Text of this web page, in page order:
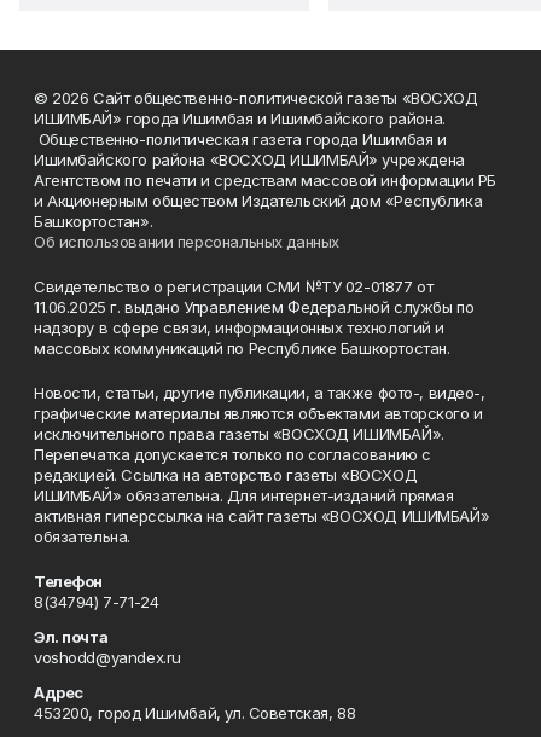
© 2026 Сайт общественно-политической газеты «ВОСХОД
ИШИМБАЙ» города Ишимбая и Ишимбайского района.
Общественно-политическая газета города Ишимбая и
Ишимбайского района «ВОСХОД ИШИМБАЙ» учреждена
Агентством по печати и средствам массовой информации РБ
и Акционерным обществом Издательский дом «Республика
Башкортостан».
Об использовании персональных данных
Свидетельство о регистрации СМИ №ТУ 02-01877 от
11.06.2025 г. выдано Управлением Федеральной службы по
надзору в сфере связи, информационных технологий и
массовых коммуникаций по Республике Башкортостан.
Новости, статьи, другие публикации, а также фото-, видео-,
графические материалы являются объектами авторского и
исключительного права газеты «ВОСХОД ИШИМБАЙ».
Перепечатка допускается только по согласованию с
редакцией. Ссылка на авторство газеты «ВОСХОД
ИШИМБАЙ» обязательна. Для интернет-изданий прямая
активная гиперссылка на сайт газеты «ВОСХОД ИШИМБАЙ»
обязательна.
Телефон
8(34794) 7-71-24
Эл. почта
voshodd@yandex.ru
Адрес
453200, город Ишимбай, ул. Советская, 88